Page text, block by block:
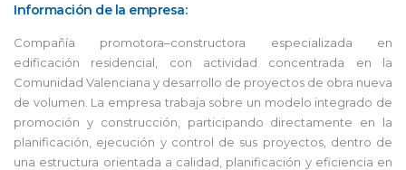
Información de la empresa:
Compañía promotora–constructora especializada en
edificación residencial, con actividad concentrada en la
Comunidad Valenciana y desarrollo de proyectos de obra nueva
de volumen. La empresa trabaja sobre un modelo integrado de
promoción y construcción, participando directamente en la
planificación, ejecución y control de sus proyectos, dentro de
una estructura orientada a calidad, planificación y eficiencia en